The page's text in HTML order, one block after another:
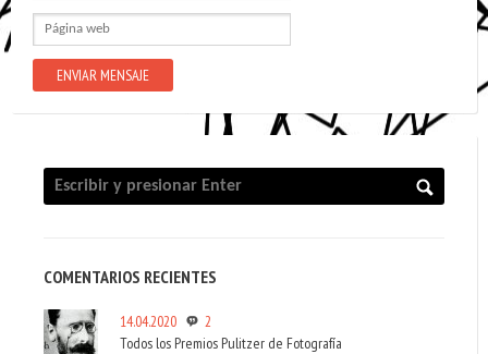
Página
web
COMENTARIOS RECIENTES
14.04.2020
2
Todos los Premios Pulitzer de Fotografía